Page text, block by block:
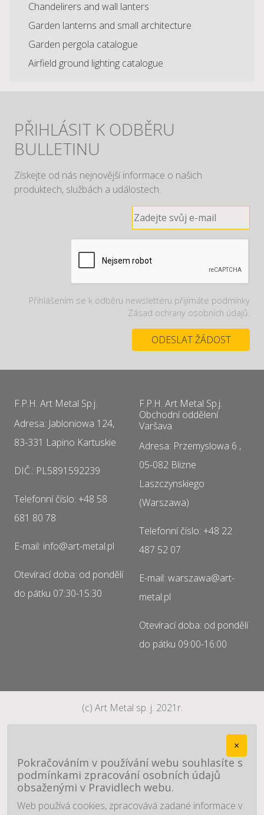
Chandelirers and wall lanters
Garden lanterns and small architecture
Garden pergola catalogue
Airfield ground lighting catalogue
PŘIHLÁSIT K ODBĚRU
BULLETINU
Získejte od nás nejnovější informace o našich
produktech, službách a událostech.
Přihlášením se k odběru newsletteru přijímáte podmínky
Zásad ochrany osobních údajů.
F.P.H. Art Metal Sp.j.
Adresa: Jabloniowa 124,
83-331 Lapino Kartuskie
DIČ.: PL5891592239
Telefonní číslo: +48 58
681 80 78
E-mail: info@art-metal.pl
Otevírací doba: od pondělí
do pátku 07:30-15:30
F.P.H. Art Metal Sp.j.
Obchodní oddělení
Varšava
Adresa: Przemyslowa 6 ,
05-082 Blizne
Laszczynskiego
(Warszawa)
Telefonní číslo: +48 22
487 52 07
E-mail: warszawa@art-
metal.pl
Otevírací doba: od pondělí
do pátku 09:00-16:00
(c) Art Metal sp. j. 2021r.
×
Pokračováním v používání webu souhlasíte s
podmínkami zpracování osobních údajů
obsaženými v Pravidlech webu.
Web používá cookies, zpracovává zadané informace v